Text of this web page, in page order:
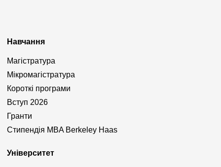
Навчання
Магістратура
Мікромагістратура
Короткі програми
Вступ 2026
Гранти
Стипендія MBA Berkeley Haas
Університет